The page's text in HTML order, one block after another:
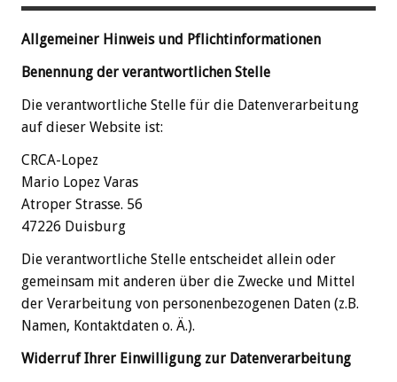
Allgemeiner Hinweis und Pflichtinformationen
Benennung der verantwortlichen Stelle
Die verantwortliche Stelle für die Datenverarbeitung
auf dieser Website ist:
CRCA-Lopez
Mario Lopez Varas
Atroper Strasse. 56
47226 Duisburg
Die verantwortliche Stelle entscheidet allein oder
gemeinsam mit anderen über die Zwecke und Mittel
der Verarbeitung von personenbezogenen Daten (z.B.
Namen, Kontaktdaten o. Ä.).
Widerruf Ihrer Einwilligung zur Datenverarbeitung